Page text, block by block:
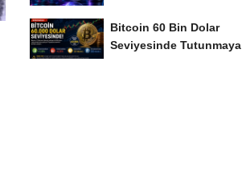
Bitcoin 60 Bin Dolar
Seviyesinde Tutunmaya